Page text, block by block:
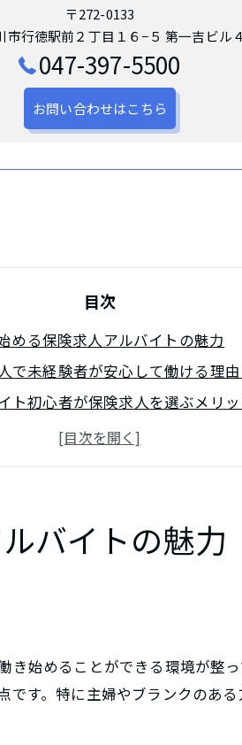
〒272-0133
市行徳駅前２丁目１６−５ 第一吉ビル
047-397-5500
お問い合わせはこちら
目次
める保険求人アルバイトの魅力
で未経験者が安心して働ける理
ト初心者が保険求人を選ぶメリッ
険求人アルバイトを選ぶきっかけ
ら保険求人で身につくスキルと
なら保険求人に注目を
で扶養内勤務を叶えるための条件
内で安定収入が得られる保険求人
慮した保険求人の勤務時間の選び
バイトの魅力
始めることができる環境が整
す。特に主婦やブランクのあ